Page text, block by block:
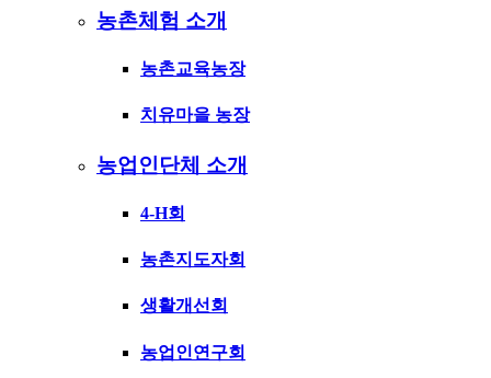
농촌체험 소개
농촌교육농장
치유마을 농장
농업인단체 소개
4-H회
농촌지도자회
생활개선회
농업인연구회